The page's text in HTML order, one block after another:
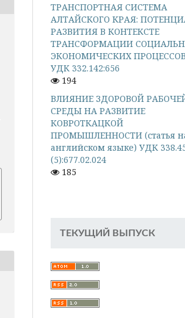
ТРАНСПОРТНАЯ СИСТЕМА
АЛТАЙСКОГО КРАЯ:
РАЗВИТИЯ В КОНТЕКСТЕ
ТРАНСФОРМАЦИИ
ЭКОНОМИЧЕСКИХ ПРОЦЕССОВ
УДК 332.142:656
194
ВЛИЯНИЕ ЗДОРОВОЙ
СРЕДЫ НА РАЗВИТИЕ
КОВРОТКАЦКОЙ
ПРОМЫШЛЕННОСТИ (статья
английском языке) УДК
(5):677.02.024
185
ТЕКУЩИЙ ВЫПУСК